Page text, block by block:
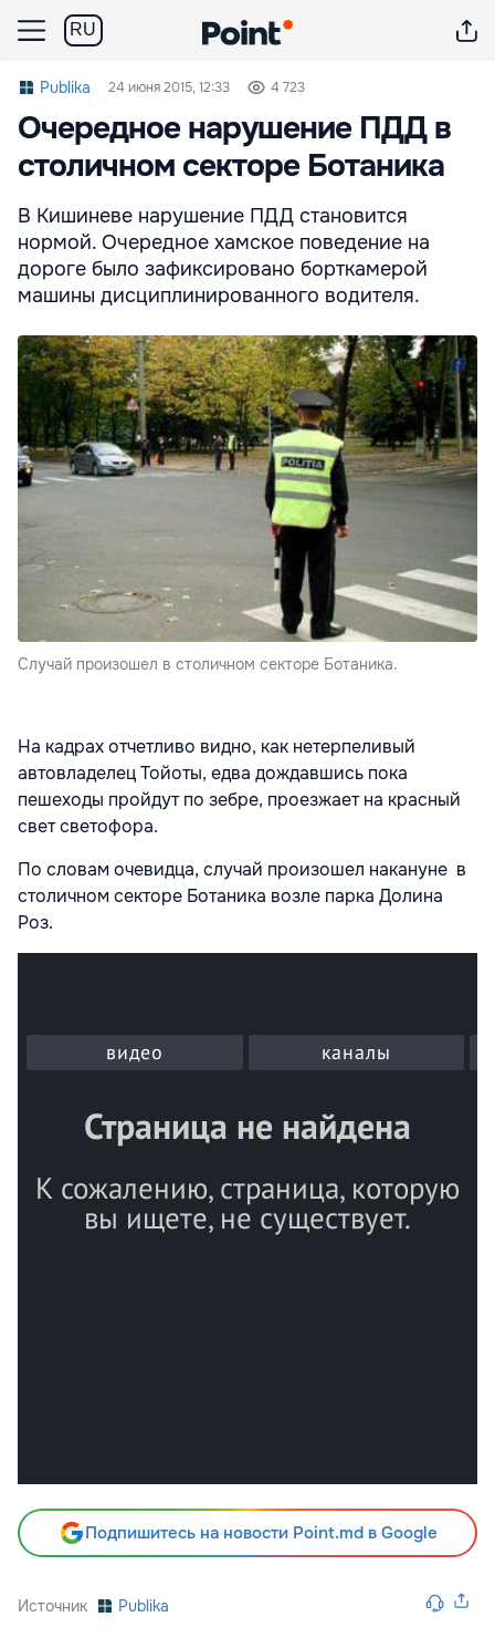
RU
Publika 24 июня 2015, 12:33 4 723
Очередное нарушение ПДД в
столичном секторе Ботаника
В Кишиневе нарушение ПДД становится
нормой. Очередное хамское поведение на
дороге было зафиксировано борткамерой
машины дисциплинированного водителя.
Cлучай произошел в столичном секторе Ботаника.
На кадрах отчетливо видно, как нетерпеливый
автовладелец Тойоты, едва дождавшись пока
пешеходы пройдут по зебре, проезжает на красный
свет светофора.
По словам очевидца, случай произошел накануне в
столичном секторе Ботаника возле парка Долина
Роз.
Подпишитесь на новости Point.md в Google
Источник Publika